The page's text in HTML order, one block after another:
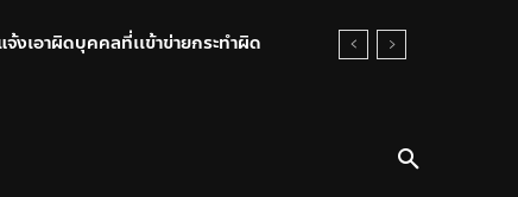
เอาผิดบุคคลที่เเข้าข่ายกระทำผิด